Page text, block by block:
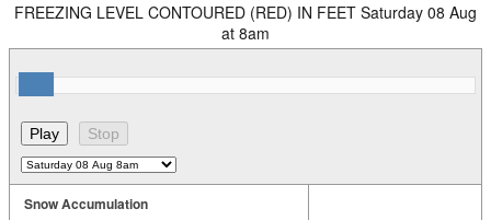
FREEZING LEVEL CONTOURED (RED) IN FEET Saturday 08 Aug
at 8am
Snow Accumulation